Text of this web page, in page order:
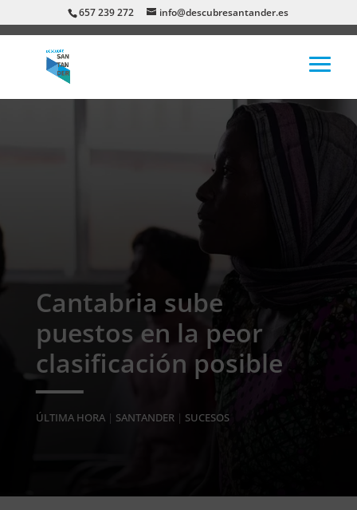
657 239 272 info@descubresantander.es
Cantabria sube
puestos en la peor
clasificación posible
ÚLTIMA HORA| SANTANDER| SUCESOS